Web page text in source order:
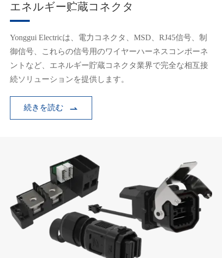
エネルギー贮蔵コネクタ
Yonggui Electricは、電力コネクタ、MSD、RJ45信号、制
御信号、これらの信号用のワイヤーハーネスコンポーネ
ントなど、エネルギー貯蔵コネクタ業界で完全な相互接
続ソリューションを提供します。
続きを読む 